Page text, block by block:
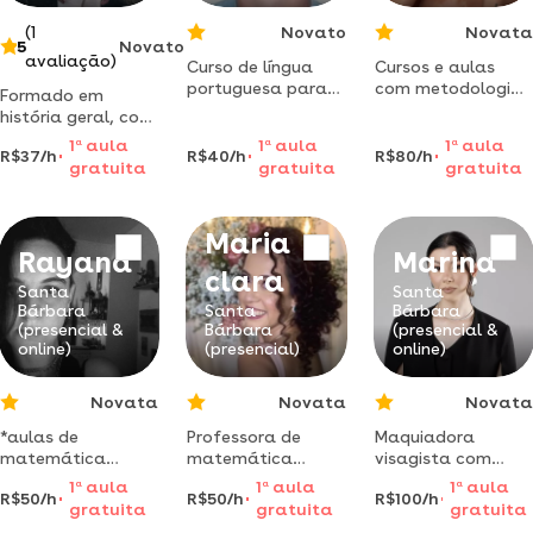
5
(1
avaliação)
Novato
Formado em
história geral, com
especialização em
história antiga e
medieval e
de jovens e
adultos.
R$37/h
1 aaula
gratuita
Novato
Curso de língua
portuguesa para
(conversação,
gramática ou
R$40/h
1 a aula
gratuita
Novata
Cursos e aulas
com metodologia
ajudando crianças
e adultos.
R$80/h
1 aaula
gratuita
Rayana
Santa
Bárbara
(presencial &
online)
Novata
*aulas de
matemática
personalizadas –
do infantil ao
ensino médio com
R$50/h
1 aaula
gratuita
Maria
clara
Santa
Bárbara
(presencial)
Novata
Professora de
matemática
formada em
engenharia de
minas, com pós
R$50/h
1 a aula
gratuita
Marina
Santa
Bárbara
(presencial &
online)
Novata
Maquiadora
visagista com
maquiagem
embelezadora que
R$100/h
1 a aula
gratuita